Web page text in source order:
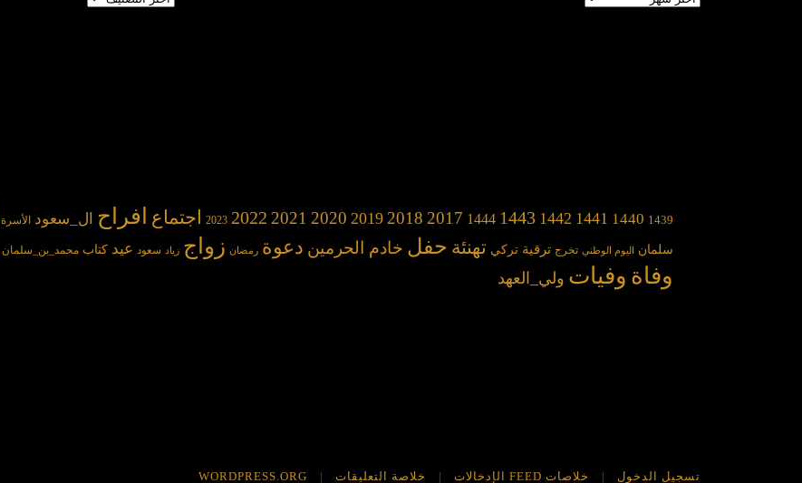
1439
1440
1441
1442
1443
1444
2017
2018
2019
2020
2021
2022
2023 اجتماع افراح ال_سعود الأسرة
سلمان اليوم الوطني تخرج ترقية تركي تهنئة حفل خادم الحرمين دعوة رمضان زواج زياد سعود عيد كتاب محمد_بن_سلمان
وفاة وفيات ولي_العهد
تسجيل الدخول خلاصات FEED الإدخالات خلاصة التعليقات WORDPRESS.ORG